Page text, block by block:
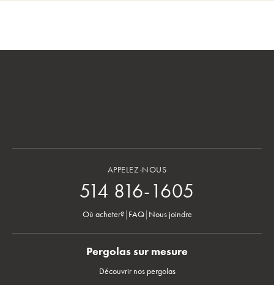
APPELEZ-NOUS
514 816-1605
Où acheter?| FAQ| Nous joindre
Pergolas sur mesure
Découvrir nos pergolas